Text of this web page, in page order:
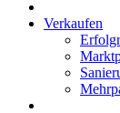
Verkaufen